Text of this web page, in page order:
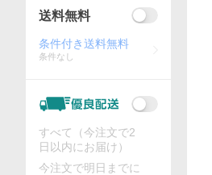
送料無料
条件付き送料無料
条件なし
すべて（今注文で2
日以内にお届け）
今注文で明日までに